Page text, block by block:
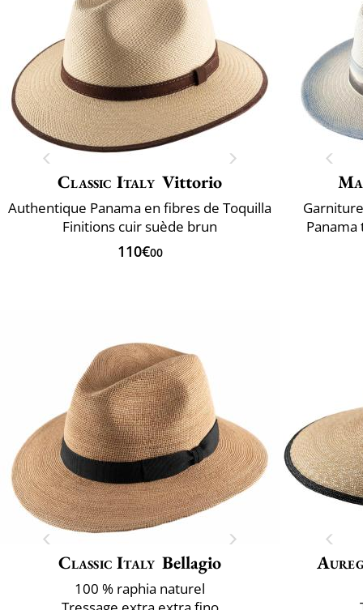
Classic Italy Vittorio
Authentique Panama en fibres de Toquilla
Finitions cuir suède brun
110€00
Panama
Classic Italy Bellagio
100 % raphia naturel